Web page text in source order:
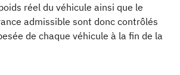
réel du véhicule ainsi que le
admissible sont donc contrôlés
de chaque véhicule à la fin de la